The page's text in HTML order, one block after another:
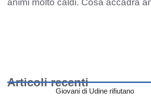
animi molto caldi. Cosa accadrà
Articoli recenti
Giovani di Udine rifiutano